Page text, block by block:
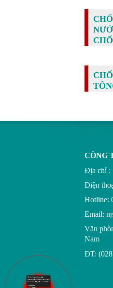
CÔNG
Địa chỉ :
Điện
Hotline:
Email:
Văn
Nam
ĐT: